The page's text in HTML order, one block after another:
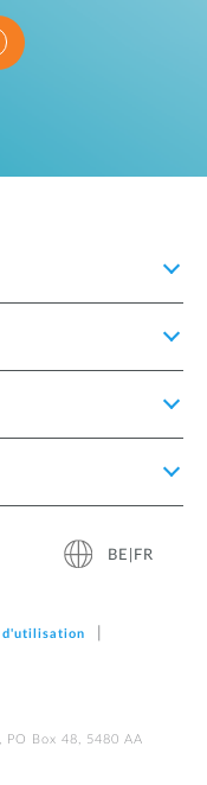
BE|FR
d'utilisation
Box 48, 5480 AA